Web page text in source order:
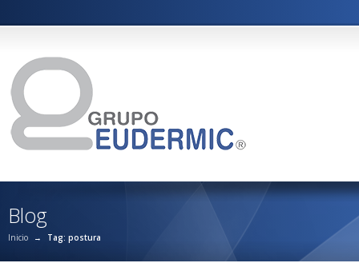
Blog
Inicio → Tag: postura